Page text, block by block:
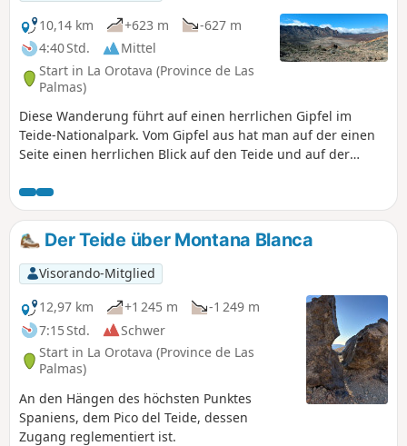
einigen Stellen gibt es neue Markierungen;
die untenstehende Beschreibung muss
daher im Gipfelbereich entsprechend diesen
Neuerungen möglicherweise angepasst
werden.
10,14 km
+623 m
-627 m
4:40 Std.
Mittel
Start in La Orotava (Province de Las
Palmas)
Diese Wanderung führt auf einen herrlichen Gipfel im
Teide-Nationalpark. Vom Gipfel aus hat man auf der einen
Seite einen herrlichen Blick auf den Teide und auf der
Route ist sehr gut markiert, an jeder Kreuzung von
Wanderwegen gibt es Wegweiser. Es ist fast unmöglich,
sich zu verlaufen. Achten Sie auf die Jagdzeiten im Park.
Siehe Praktische Informationen. Aktualisiert am 21. Oktober
2022.
Der Teide über Montana Blanca
Visorando-Mitglied
12,97 km
+1 245 m
-1 249 m
7:15 Std.
Schwer
Start in La Orotava (Province de Las
Palmas)
An den Hängen des höchsten Punktes
Spaniens, dem Pico del Teide, dessen
Zugang reglementiert ist.